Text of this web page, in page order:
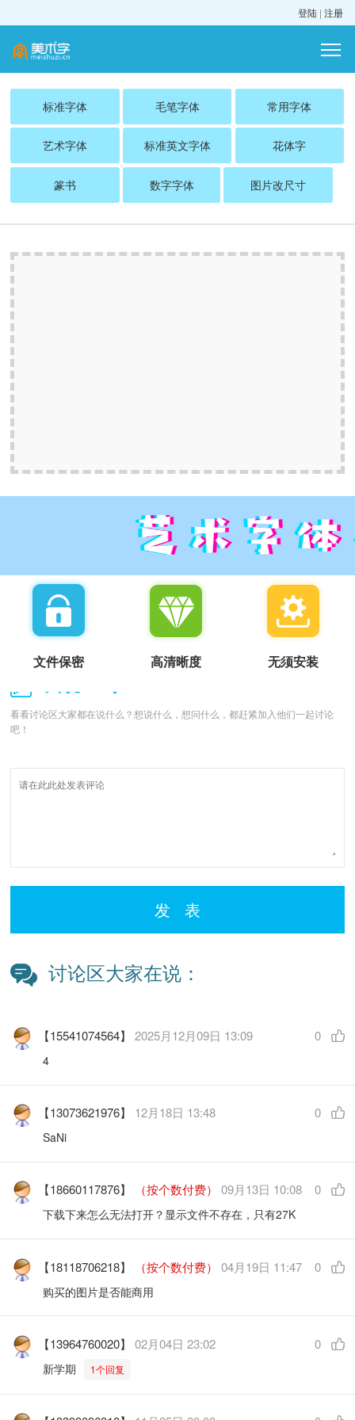
登陆 | 注册
标准字体 毛笔字体 常用字体
艺术字体 标准英文字体 花体字
篆书 数字字体 图片改尺寸
文件保密 高清晰度 无须安装
看看讨论区大家都在说什么？想说什么，想问什么，都赶紧加入他们一起讨论
吧！
发 表
讨论区大家在说：
【15541074564】2025月12月09日 13:09 0
4
【13073621976】 12月18日 13:48 0
SaNi
【18660117876】 （按个数付费） 09月13日 10:08 0
下载下来怎么无法打开？显示文件不存在，只有27K
【18118706218】 （按个数付费） 04月19日 11:47 0
购买的图片是否能商用
【13964760020】02月04日 23:02 0
新学期 1个回复